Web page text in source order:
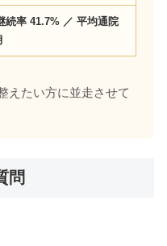
続率 41.7% ／ 平均通院
えたい方に並走させて
問